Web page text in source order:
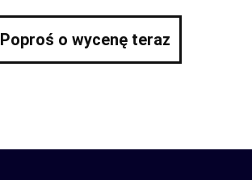
Poproś o wycenę teraz